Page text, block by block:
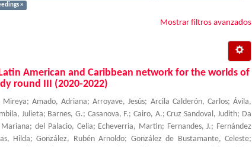
×
Mostrar filtros avanzados
American and Caribbean network for the worlds of
round III (2020-2022)
Mireya;Amado, Adriana;Arroyave, Jesús; Arcila Calderón, Carlos;Ávila,
Julieta; Barnes, G.; Casanova, F.; Cairo, A.;Cruz Sandoval, Judith; Da
;del Palacio, Celia; Echeverria, Martin; Fernandes, J.;
Fernández
Hilda;González, Rubén Arnoldo; González de Bustamante, Celeste;